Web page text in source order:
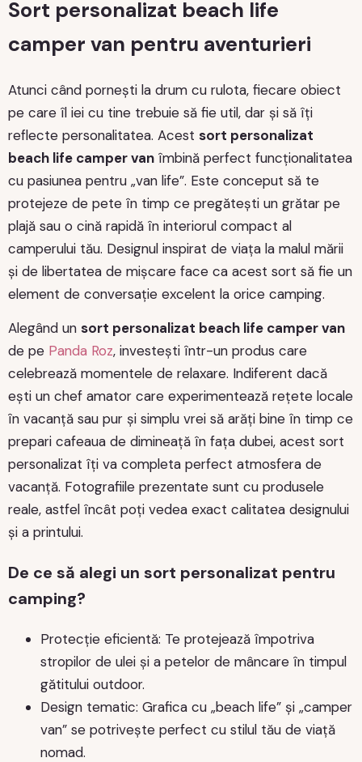
Sort personalizat beach life
camper van pentru aventurieri
Atunci când pornești la drum cu rulota, fiecare obiect
pe care îl iei cu tine trebuie să fie util, dar și să îți
reflecte personalitatea. Acest sort personalizat
beach life camper van îmbină perfect funcționalitatea
cu pasiunea pentru „van life”. Este conceput să te
protejeze de pete în timp ce pregătești un grătar pe
plajă sau o cină rapidă în interiorul compact al
camperului tău. Designul inspirat de viața la malul mării
și de libertatea de mișcare face ca acest sort să fie un
element de conversație excelent la orice camping.
Alegând un sort personalizat beach life camper van
de pe Panda Roz, investești într-un produs care
celebrează momentele de relaxare. Indiferent dacă
ești un chef amator care experimentează rețete locale
în vacanță sau pur și simplu vrei să arăți bine în timp ce
prepari cafeaua de dimineață în fața dubei, acest sort
personalizat îți va completa perfect atmosfera de
vacanță. Fotografiile prezentate sunt cu produsele
reale, astfel încât poți vedea exact calitatea designului
și a printului.
De ce să alegi un sort personalizat pentru
camping?
Protecție eficientă: Te protejează împotriva
stropilor de ulei și a petelor de mâncare în timpul
gătitului outdoor.
Design tematic: Grafica cu „beach life” și „camper
van” se potrivește perfect cu stilul tău de viață
nomad.